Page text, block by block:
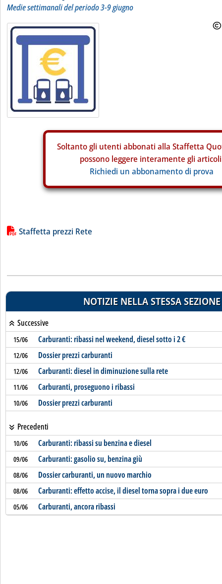
Medie settimanali del periodo 3-9 giugno
Soltanto gli utenti abbonati alla Staffetta
possono leggere interamente gli
Richiedi un abbonamento di prova
Lista allegati PDF alla notizia
Staffetta prezzi Rete
NOTIZIE NELLA STESSA SEZIONE
Successive
15/06 Carburanti: ribassi nel weekend, diesel sotto i 2 €
12/06 Dossier prezzi carburanti
12/06 Carburanti: diesel in diminuzione sulla rete
11/06 Carburanti, proseguono i ribassi
10/06 Dossier prezzi carburanti
Precedenti
10/06 Carburanti: ribassi su benzina e diesel
09/06 Carburanti: gasolio su, benzina giù
08/06 Dossier carburanti, un nuovo marchio
08/06 Carburanti: effetto accise, il diesel torna sopra i due euro
05/06 Carburanti, ancora ribassi